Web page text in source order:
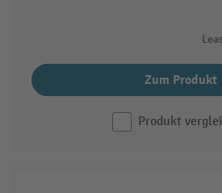
Zum Produkt
Produkt